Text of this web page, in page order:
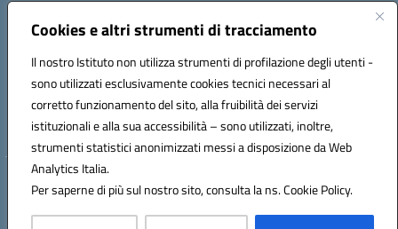
Cookies e altri strumenti di tracciamento
Il nostro Istituto non utilizza strumenti di profilazione degli utenti -
sono utilizzati esclusivamente cookies tecnici necessari al
corretto funzionamento del sito, alla fruibilità dei servizi
istituzionali e alla sua accessibilità – sono utilizzati, inoltre,
strumenti statistici anonimizzati messi a disposizione da Web
Analytics Italia.
Per saperne di più sul nostro sito, consulta la ns. Cookie Policy.
Codice fiscale: 91100590685
Codice meccanografico: PEIC82000D
Codice Indice delle Pubbliche Amministrazioni (IPA): istsc_peic82000d
Codice unico di fatturazione (CUF): UFYS5I
Sede provvisoria dell'Istituto Comprensivo Cepagatti
Via Elsa Morante, 12 - 65012 - Villareia (PE)
Hosting & Powered by 3D Solution S.r.l.
Concept & Design by Designers Italia